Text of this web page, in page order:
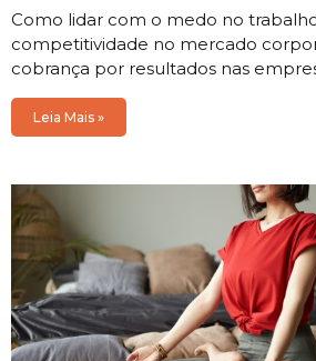
Como lidar com o medo no
competitividade no mercado
cobrança por resultados nas
Leia Mais »